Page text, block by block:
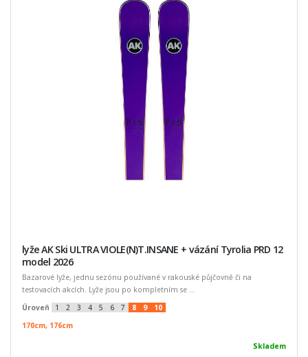
lyže AK Ski ULTRA VIOLE(N)T.INSANE + vázání Tyrolia PRD 12
model 2026
Bazarové lyže, jednu sezónu používané v rakouské půjčovně či na
testovacích akcích. Lyže jsou po kompletním se ...
Úroveň
1 2 3 4 5 6 7 8 9
10
170cm, 176cm
Skladem